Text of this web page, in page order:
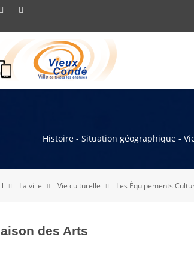
Histoire - Situation géographique -
La ville Vie culturelle Les Équipements
des Arts